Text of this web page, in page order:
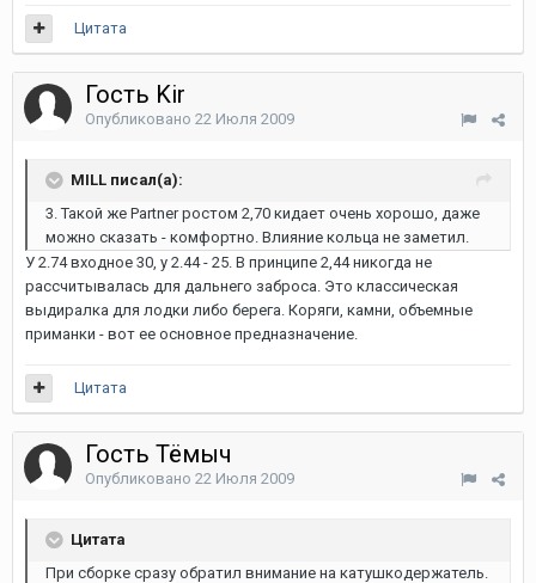
Цитата
Гость Kir
Опубликовано 22 Июля 2009
MILL писал(а):
3. Такой же Partner ростом 2,70 кидает очень хорошо, даже
можно сказать - комфортно. Влияние кольца не заметил.
У 2.74 входное 30, у 2.44 - 25. В принципе 2,44 никогда не
рассчитывалась для дальнего заброса. Это классическая
выдиралка для лодки либо берега. Коряги, камни, объемные
приманки - вот ее основное предназначение.
Цитата
Гость Тёмыч
Опубликовано 22 Июля 2009
Цитата
При сборке сразу обратил внимание на катушкодержатель.